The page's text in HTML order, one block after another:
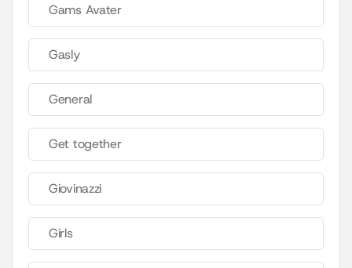
Gams Avater
Gasly
General
Get together
Giovinazzi
Girls